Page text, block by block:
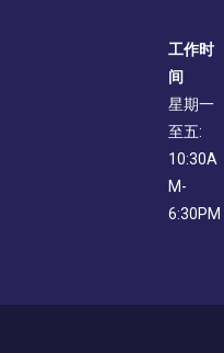
工作时
间
星期一
至五:
10:30A
M-
6:30PM